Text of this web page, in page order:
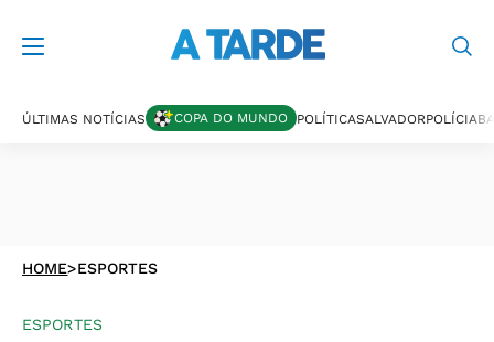
ÚLTIMAS NOTÍCIAS COPA DO MUNDO POLÍTICASALVADORPOLÍCIA
HOME>ESPORTES
ESPORTES